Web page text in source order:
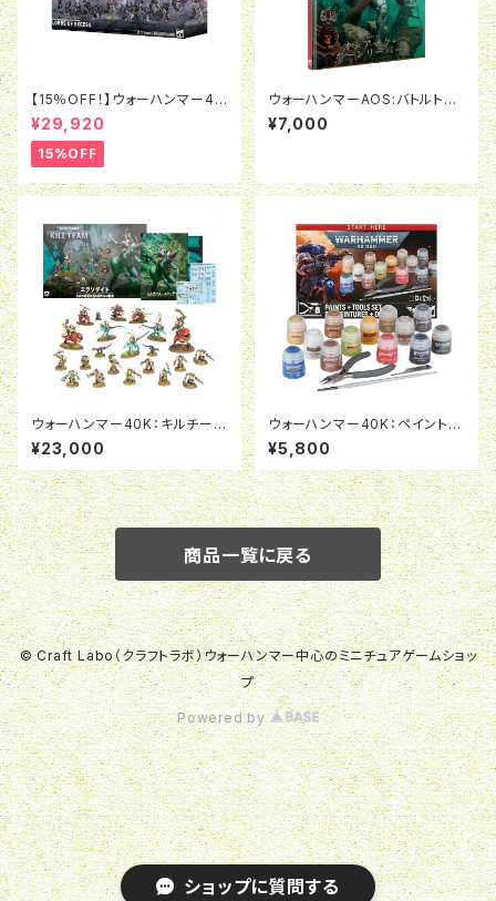
ショップに質問する
【15％OFF！】ウォーハンマー40
K:エンペラーズ・チルドレン・バ
トルフォース：悦楽の支配者たち
¥29,920
15%OFF
ウォーハンマーAOS:バトルトー
ム:オシアーク・ボーンリーパー
（日本語版）
¥7,000
ウォーハンマー40K：キルチー
ム：エクソダイト（日本語版）
¥23,000
ウォーハンマー40K：ペイント＆
ツールセット
¥5,800
商品一覧に戻る
© Craft Labo（クラフトラボ）ウォーハンマー中心のミニチュアゲームショッ
プ
Powered by